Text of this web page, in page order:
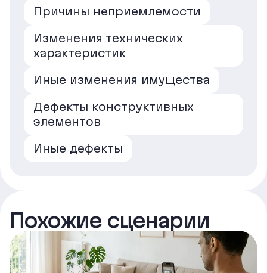
Причины неприемлемости
Изменения технических
характеристик
Иные изменения имущества
Дефекты конструктивных
элементов
Иные дефекты
Похожие сценарии